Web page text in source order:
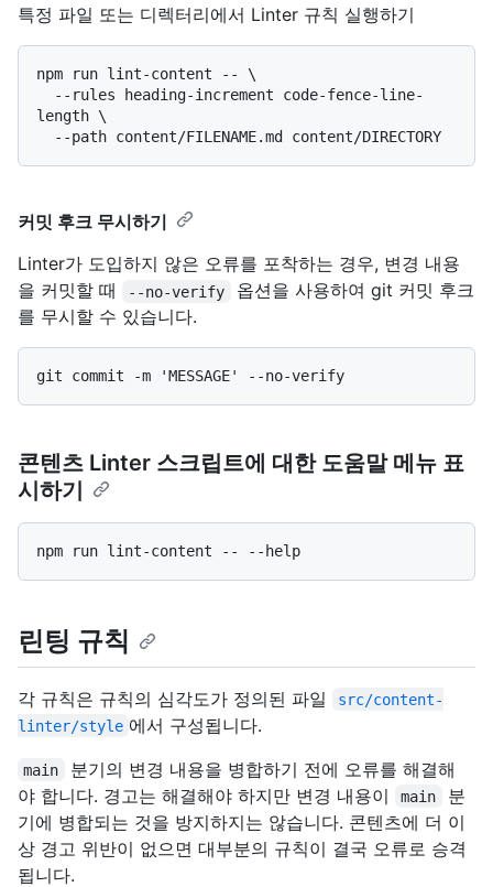
특정 파일 또는 디렉터리에서 Linter 규칙 실행하기
npm run lint-content -- \
length \
커밋 후크 무시하기
Linter가 도입하지 않은 오류를 포착하는 경우, 변경 내용
을 커밋할 때
--no-verify
옵션을 사용하여 git 커밋 후크
를 무시할 수 있습니다.
콘텐츠 Linter 스크립트에 대한 도움말 메뉴 표
시하기
린팅 규칙
각 규칙은 규칙의 심각도가 정의된 파일
src/content-
linter/style 에서 구성됩니다.
main
분기의 변경 내용을 병합하기 전에 오류를 해결해
야 합니다. 경고는 해결해야 하지만 변경 내용이
main
분
기에 병합되는 것을 방지하지는 않습니다. 콘텐츠에 더 이
상 경고 위반이 없으면 대부분의 규칙이 결국 오류로 승격
됩니다.